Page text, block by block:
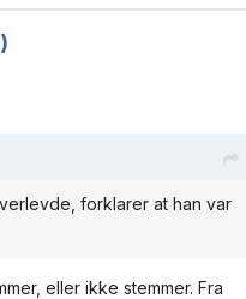
forklarer at han var
eller ikke stemmer. Fra